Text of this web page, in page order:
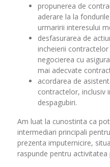
propunerea de
aderare la la
urmaririi interesului
desfasurarea de
incheierii
negocierea cu
mai adecvate
acordarea de
contractelor, inclusiv
despagubiri.
Am luat la cunostinta ca
intermediari principali
prezenta imputernicire,
raspunde pentru